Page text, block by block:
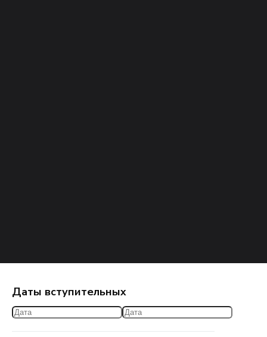
Даты вступительных